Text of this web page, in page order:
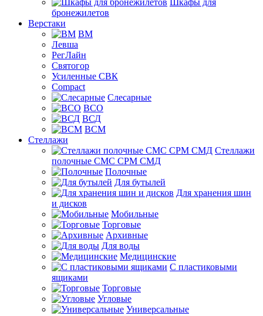
Шкафы для
бронежилетов
Верстаки
ВМ
Левша
РегЛайн
Святогор
Усиленные СВК
Compact
Слесарные
ВСО
ВСД
ВСМ
Стеллажи
Стеллажи
полочные СМС СРМ СМД
Полочные
Для бутылей
Для хранения шин
и дисков
Мобильные
Торговые
Архивные
Для воды
Медицинские
С пластиковыми
ящиками
Торговые
Угловые
Универсальные